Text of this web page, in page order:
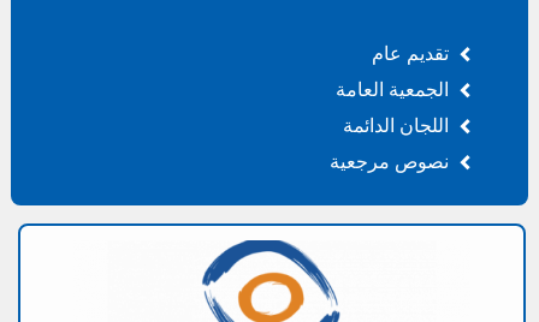
تقديم عام
الجمعية العامة
اللجان الدائمة
نصوص مرجعية